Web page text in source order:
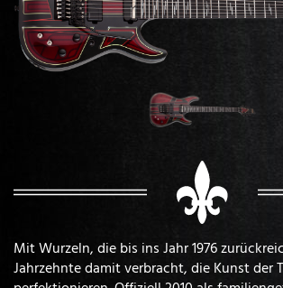
Mit Wurzeln, die bis ins Jahr 1976
Jahrzehnte damit verbracht, die Kunst der